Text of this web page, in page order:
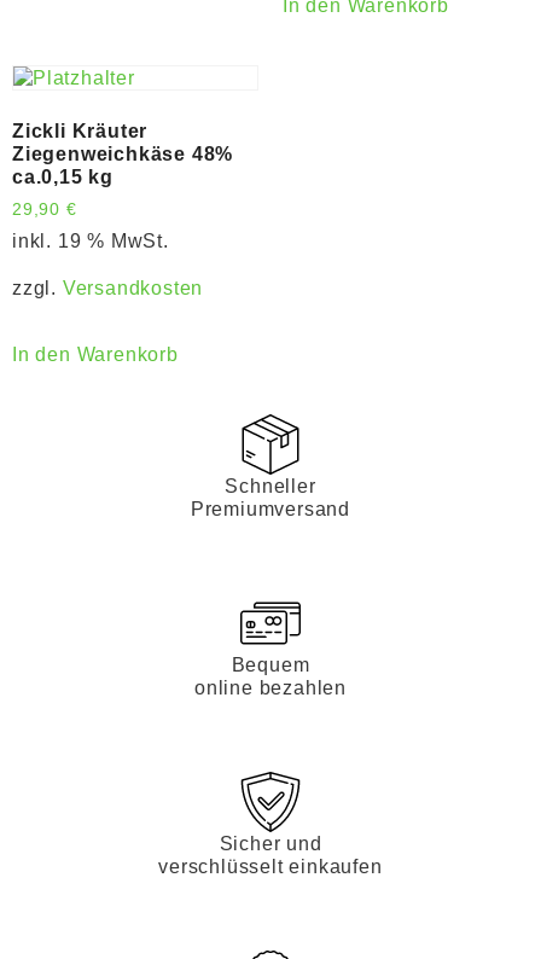
In den Warenkorb
Zickli Kräuter
Ziegenweichkäse 48%
ca.0,15 kg
29,90 €
inkl. 19 % MwSt.
zzgl. Versandkosten
In den Warenkorb
Schneller
Premiumversand
Bequem
online bezahlen
Sicher und
verschlüsselt einkaufen